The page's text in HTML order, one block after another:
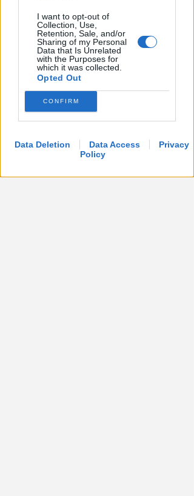
I want to opt-out of
Collection, Use,
Retention, Sale, and/or
Sharing of my Personal
Data that Is Unrelated
with the Purposes for
which it was collected.
Opted Out
CONFIRM
Data Deletion Data Access
Privacy
Policy
LA DECISIONE DEL GIP
Abusi ripetuti sulla figlia 13enne
della convivente. 44enne andrà
a processo